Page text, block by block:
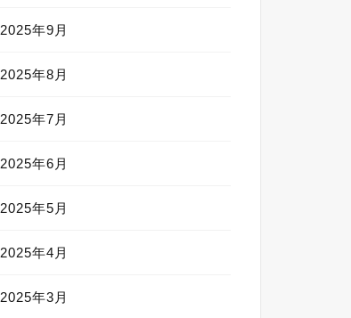
2025年9月
2025年8月
2025年7月
2025年6月
2025年5月
2025年4月
2025年3月